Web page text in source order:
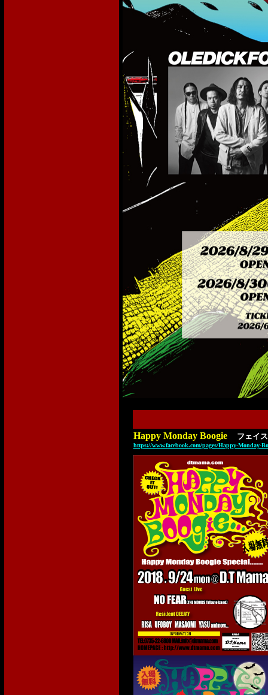
Happy Monday Boogie フェイ
https://www.facebook.com/pages/Happy-Monday-